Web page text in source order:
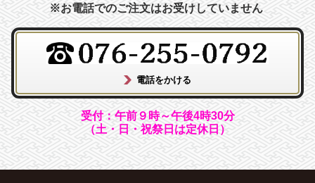
※お電話でのご注文はお受けしていません
受付：午前９時～午後4時30分
（土・日・祝祭日は定休日）